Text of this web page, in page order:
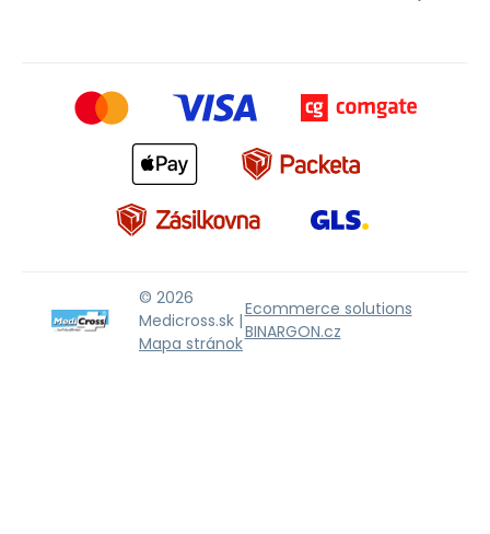
© 2026
Medicross.sk |
Mapa stránok
Ecommerce solutions
BINARGON.cz